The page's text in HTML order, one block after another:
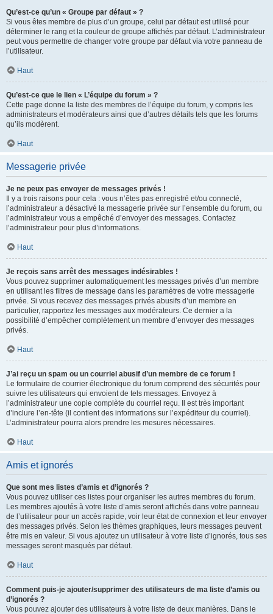
Qu’est-ce qu’un « Groupe par défaut » ?
Si vous êtes membre de plus d’un groupe, celui par défaut est utilisé pour
déterminer le rang et la couleur de groupe affichés par défaut. L’administrateur
peut vous permettre de changer votre groupe par défaut via votre panneau de
l’utilisateur.
Haut
Qu’est-ce que le lien « L’équipe du forum » ?
Cette page donne la liste des membres de l’équipe du forum, y compris les
administrateurs et modérateurs ainsi que d’autres détails tels que les forums
qu’ils modèrent.
Haut
Messagerie privée
Je ne peux pas envoyer de messages privés !
Il y a trois raisons pour cela : vous n’êtes pas enregistré et/ou connecté,
l’administrateur a désactivé la messagerie privée sur l’ensemble du forum, ou
l’administrateur vous a empêché d’envoyer des messages. Contactez
l’administrateur pour plus d’informations.
Haut
Je reçois sans arrêt des messages indésirables !
Vous pouvez supprimer automatiquement les messages privés d’un membre
en utilisant les filtres de message dans les paramètres de votre messagerie
privée. Si vous recevez des messages privés abusifs d’un membre en
particulier, rapportez les messages aux modérateurs. Ce dernier a la
possibilité d’empêcher complètement un membre d’envoyer des messages
privés.
Haut
J’ai reçu un spam ou un courriel abusif d’un membre de ce forum !
Le formulaire de courrier électronique du forum comprend des sécurités pour
suivre les utilisateurs qui envoient de tels messages. Envoyez à
l’administrateur une copie complète du courriel reçu. Il est très important
d’inclure l’en-tête (il contient des informations sur l’expéditeur du courriel).
L’administrateur pourra alors prendre les mesures nécessaires.
Haut
Amis et ignorés
Que sont mes listes d’amis et d’ignorés ?
Vous pouvez utiliser ces listes pour organiser les autres membres du forum.
Les membres ajoutés à votre liste d’amis seront affichés dans votre panneau
de l’utilisateur pour un accès rapide, voir leur état de connexion et leur envoyer
des messages privés. Selon les thèmes graphiques, leurs messages peuvent
être mis en valeur. Si vous ajoutez un utilisateur à votre liste d’ignorés, tous ses
messages seront masqués par défaut.
Haut
Comment puis-je ajouter/supprimer des utilisateurs de ma liste d’amis ou
d’ignorés ?
Vous pouvez ajouter des utilisateurs à votre liste de deux manières. Dans le